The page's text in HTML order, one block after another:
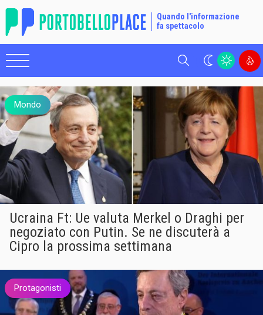
Quando l'informazione
fa spettacolo
Cerca
Mondo
Ucraina Ft: Ue valuta Merkel o Draghi per
negoziato con Putin. Se ne discuterà a
Cipro la prossima settimana
Protagonisti